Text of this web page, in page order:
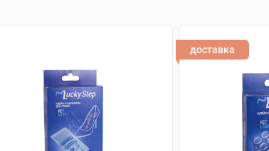
доставка